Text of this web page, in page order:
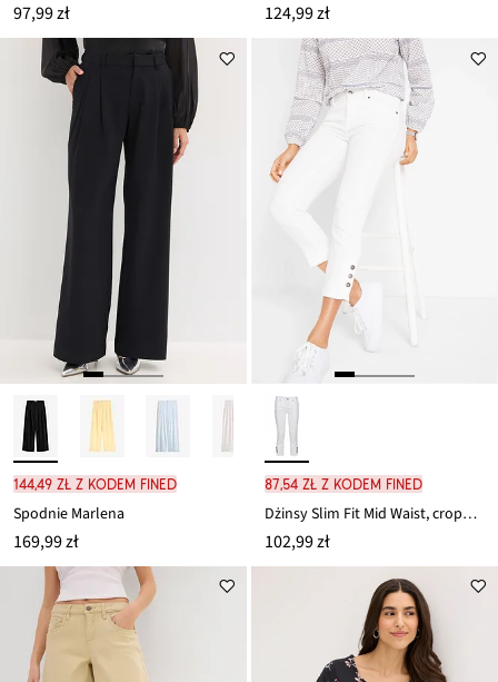
97,99 zł 124,99 zł
144,49 zł z kodem FINED
Spodnie Marlena
169,99 zł
87,54 zł z kodem FINED
Dżinsy Slim Fit Mid Waist, cropped
102,99 zł